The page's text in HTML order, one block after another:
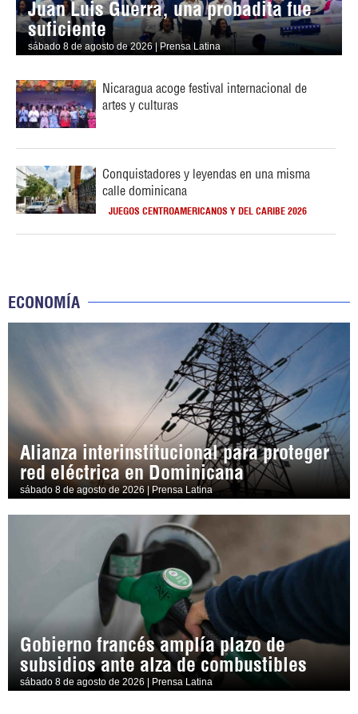
Juan Luis Guerra, una probadita fue
suficiente
sábado 8 de agosto de 2026 | Prensa Latina
Nicaragua acoge festival internacional de
artes y culturas
Conquistadores y leyendas en una misma
calle dominicana
JUEGOS CENTROAMERICANOS Y DEL CARIBE 2026
ECONOMÍA
Alianza interinstitucional para proteger
red eléctrica en Dominicana
sábado 8 de agosto de 2026 | Prensa Latina
Gobierno francés amplía plazo de
subsidios ante alza de combustibles
sábado 8 de agosto de 2026 | Prensa Latina